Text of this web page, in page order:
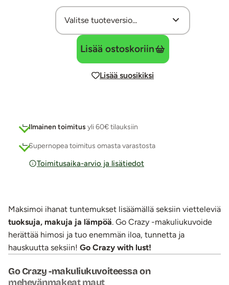
Lisää ostoskoriin
Lisää suosikiksi
Ilmainen toimitus yli 60€ tilauksiin
Supernopea toimitus omasta varastosta
Toimitusaika-arvio ja lisätiedot
Maksimoi ihanat tuntemukset lisäämällä seksiin vietteleviä
tuoksuja, makuja ja lämpöä. Go Crazy -makuliukuvoide
herättää himosi ja tuo enemmän iloa, tunnetta ja
hauskuutta seksiin! Go Crazy with lust!
Go Crazy -makuliukuvoiteessa on
mehevänmakeat maut